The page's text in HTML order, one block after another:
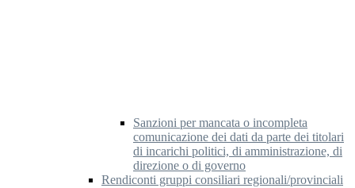
Sanzioni per mancata o incompleta
comunicazione dei dati da parte dei titolari
di incarichi politici, di amministrazione, di
direzione o di governo
Rendiconti gruppi consiliari regionali/provinciali